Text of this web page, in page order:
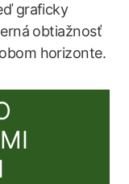
graficky
obtiažnosť
horizonte.